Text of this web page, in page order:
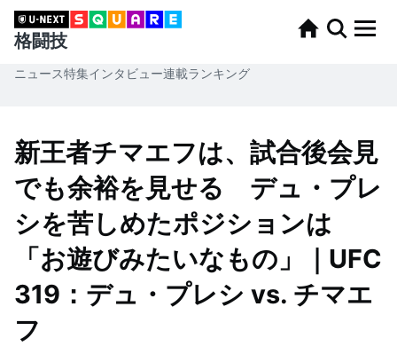
格闘技
ニュース特集インタビュー連載ランキング
新王者チマエフは、試合後会見
でも余裕を見せる デュ・プレ
シを苦しめたポジションは
「お遊びみたいなもの」｜UFC
319：デュ・プレシ vs. チマエ
フ